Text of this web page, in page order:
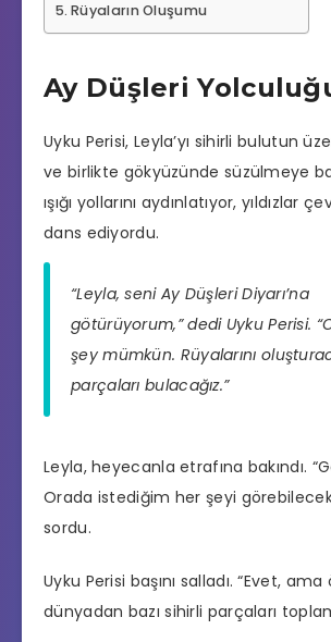
Rüyaların Oluşumu
Ay Düşleri
Uyku Perisi, Leyla’yı sihirli bulutun
ve birlikte gökyüzünde süzülmeye
ışığı yollarını aydınlatıyor, yıldızlar
dans ediyordu.
“Leyla, seni Ay Düşleri Diyarı’na
götürüyorum,” dedi Uyku Perisi.
şey mümkün. Rüyalarını
parçaları bulacağız.”
Leyla, heyecanla etrafına bakındı.
Orada istediğim her şeyi
sordu.
Uyku Perisi başını salladı. “Evet,
dünyadan bazı sihirli parçaları